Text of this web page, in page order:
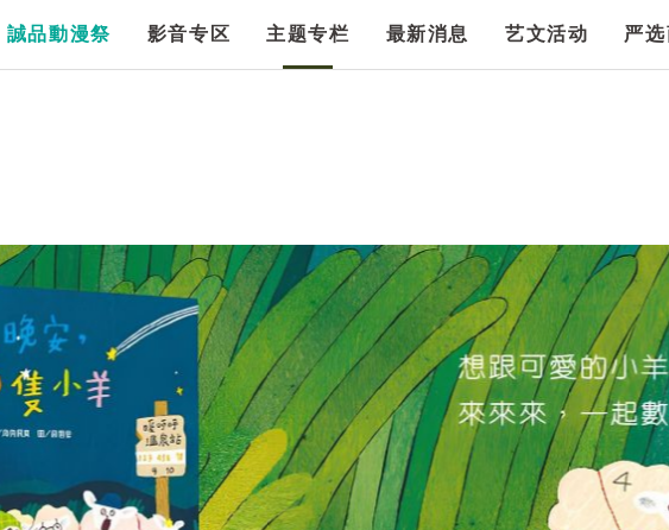
誠品動漫祭 影音专区 主题专栏 最新消息 艺文活动 严